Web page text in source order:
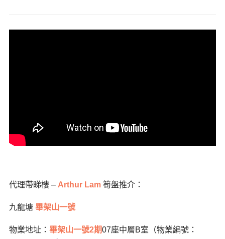
代理帶睇樓 – Arthur Lam筍盤推介：
九龍塘 畢架山一號
物業地址： 畢架山一號2期07座中層B室（物業編號：